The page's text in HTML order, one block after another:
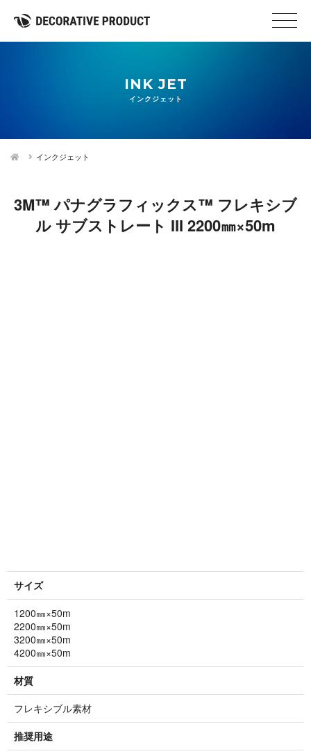
INK JET
インクジェット
インクジェット
3M™ パナグラフィックス™ フレキシブ
ル サブストレート III 2200㎜×50m
サイズ
1200㎜×50m
2200㎜×50m
3200㎜×50m
4200㎜×50m
材質
フレキシブル素材
推奨用途